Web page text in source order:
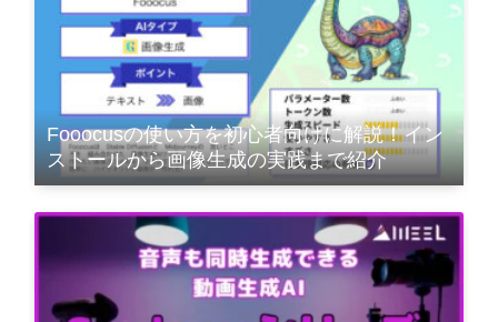
Fooocusの使い方を初心者向けに解説！イン
ストールから画像生成の実践まで紹介